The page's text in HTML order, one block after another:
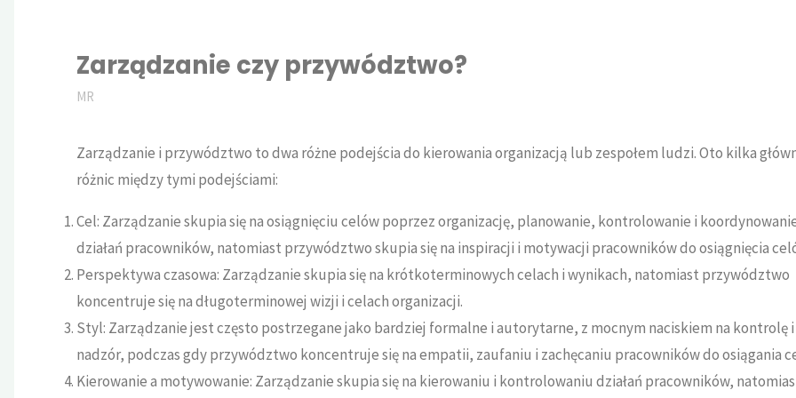
Zarządzanie czy przywództwo?
MR
Zarządzanie i przywództwo to dwa różne podejścia do kierowania organizacją lub zespołem ludzi. Oto kilka
różnic między tymi podejściami:
Cel: Zarządzanie skupia się na osiągnięciu celów poprzez organizację, planowanie, kontrolowanie i
działań pracowników, natomiast przywództwo skupia się na inspiracji i motywacji pracowników do osiągnięcia
Perspektywa czasowa: Zarządzanie skupia się na krótkoterminowych celach i wynikach, natomiast przywództwo
koncentruje się na długoterminowej wizji i celach organizacji.
Styl: Zarządzanie jest często postrzegane jako bardziej formalne i autorytarne, z mocnym naciskiem na kontrolę i
nadzór, podczas gdy przywództwo koncentruje się na empatii, zaufaniu i zachęcaniu pracowników do osiągania
Kierowanie a motywowanie: Zarządzanie skupia się na kierowaniu i kontrolowaniu działań pracowników,